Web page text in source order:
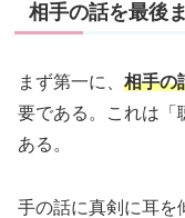
相手の話を最後
まず第一に、 相手の
要である。これは「
ある。
手の話に真剣に耳を